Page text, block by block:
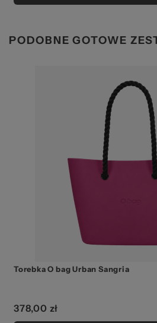
PODOBNE GOTOWE
Torebka O bag Urban Sangria
378,00 zł